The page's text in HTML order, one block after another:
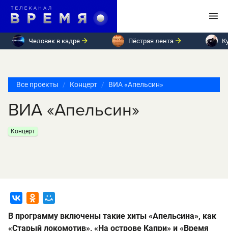
Человек в кадре Пёстрая лента
Все проекты Концерт ВИА «Апельсин»
ВИА «Апельсин»
Концерт
В программу включены такие хиты «Апельсина», как
«Старый локомотив», «На острове Капри» и «Время